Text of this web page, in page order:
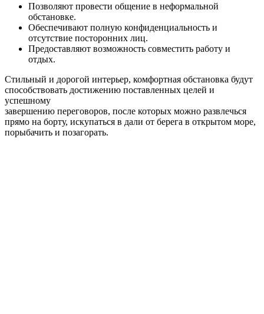
Позволяют провести общение в неформальной
обстановке.
Обеспечивают полную конфиденциальность и
отсутствие посторонних лиц.
Предоставляют возможность совместить работу и
отдых.
Стильный и дорогой интерьер, комфортная обстановка будут
способствовать достижению поставленных целей и
успешному
завершению переговоров, после которых можно развлечься
прямо на борту, искупаться в дали от берега в открытом море,
порыбачить и позагорать.